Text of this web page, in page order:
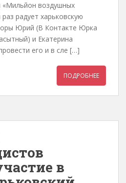
«Мильйон воздушных
радует харьковскую
Юрий (В Контакте Юрка
и Екатерина
его и в сле […]
ПОДРОБНЕЕ
в